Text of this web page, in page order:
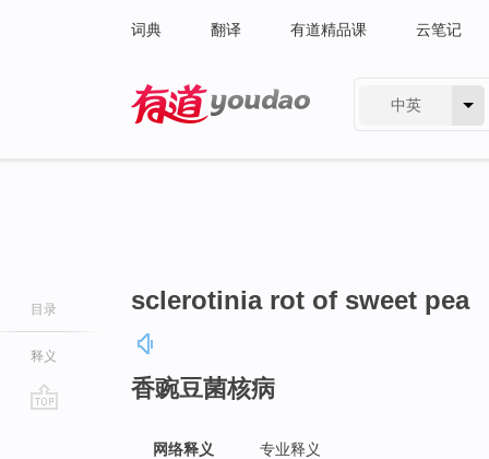
词典 翻译 有道精品课 云笔记
中英
目录
释义
sclerotinia rot of sweet pea
香豌豆菌核病
网络释义 专业释义